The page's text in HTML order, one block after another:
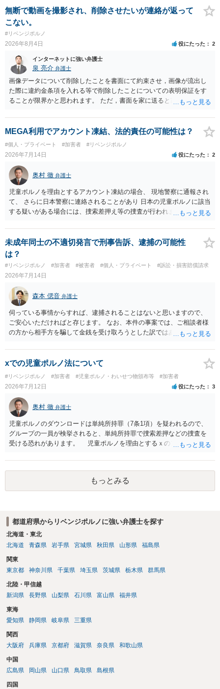
無断で動画を撮影され、削除させたいが連絡が返って
こない。
#リベンジポルノ
2026年8月4日 役にたった 2
インターネットに強い弁護士
泉 亮介 弁護士
画像データについて削除したことを書面にて約束させ，画像が流出し
た際に違約金条項を入れる等で削除したことについての表明保証をす
ることが限界かと思われます。 ただ，書面を家に送ると家族に不貞行
除等を求めることは避けたほうが良いかと思われます。
MEGA利用でアカウント凍結、法的責任の可能性は？
#個人・プライベート #加害者 #リベンジポルノ
2026年7月14日 役にたった 2
奥村 徹 弁護士
児童ポルノを理由とするアカウント凍結の場合、 現地警察に通報され
て、 さらに日本警察に連絡されることがあり 日本の児童ポルノに該当
する疑いがある場合には、捜索差押え等の捜査が行われます。 実際に
ください。
未成年同士の不適切発言で刑事告訴、逮捕の可能性
は？
#リベンジポルノ #加害者 #被害者 #個人・プライベート #訴訟・損害賠償請求
2026年7月14日
森本 偲音 弁護士
伺っている事情からすれば、逮捕されることはないと思いますので、
ご安心いただければと存じます。 なお、本件の事案では、ご相談者様
の方から相手方を騙して金銭を受け取ろうとした訳ではありませんの
xでの児童ポルノ法について
#リベンジポルノ #加害者 #児童ポルノ・わいせつ物頒布等 #加害者
2026年7月12日 役にたった 3
奥村 徹 弁護士
児童ポルノのダウンロードは単純所持罪（7条1項）を疑われるので、
グループの一員が検挙されると、単純所持罪で捜索差押などの捜査を
受ける恐れがあります。 児童ポルノを理由とするｘのアカウント凍
は珍しくない）、これも捜索差押を受けるおそれがあります
もっとみる
都道府県からリベンジポルノに強い弁護士を探す
北海道・東北
北海道
青森県 岩手県 宮城県 秋田県 山形県 福島県
関東
東京都
神奈川県 千葉県 埼玉県 茨城県 栃木県 群馬県
北陸・甲信越
新潟県
長野県 山梨県 石川県 富山県 福井県
東海
愛知県
静岡県 岐阜県 三重県
関西
大阪府
兵庫県 京都府 滋賀県 奈良県 和歌山県
中国
広島県
岡山県 山口県 鳥取県 島根県
四国